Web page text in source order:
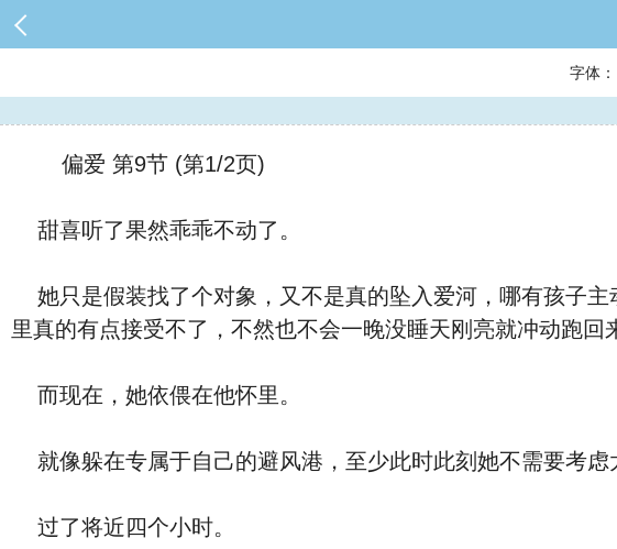
字体：
偏爱 第9节 (第1/2页)
甜喜听了果然乖乖不动了。
她只是假装找了个对象，又不是真的坠入爱河，哪有孩子
里真的有点接受不了，不然也不会一晚没睡天刚亮就冲动跑回
而现在，她依偎在他怀里。
就像躲在专属于自己的避风港，至少此时此刻她不需要考虑
过了将近四个小时。